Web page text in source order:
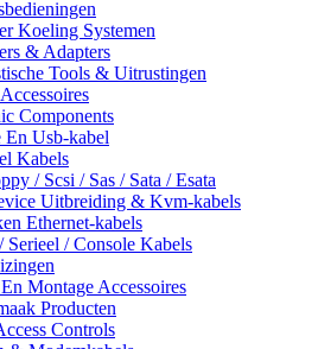
Koeling Systemen
& Adapters
Tools & Uitrustingen
Components
Usb-kabel
Kabels
/ Scsi / Sas / Sata / Esata
Uitbreiding & Kvm-kabels
Ethernet-kabels
Serieel / Console Kabels
Montage Accessoires
Producten
Controls